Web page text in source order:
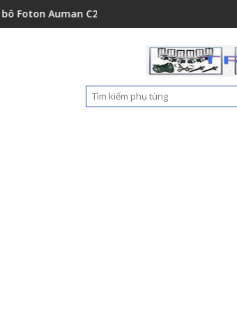
C2400A C1500 1112235684110